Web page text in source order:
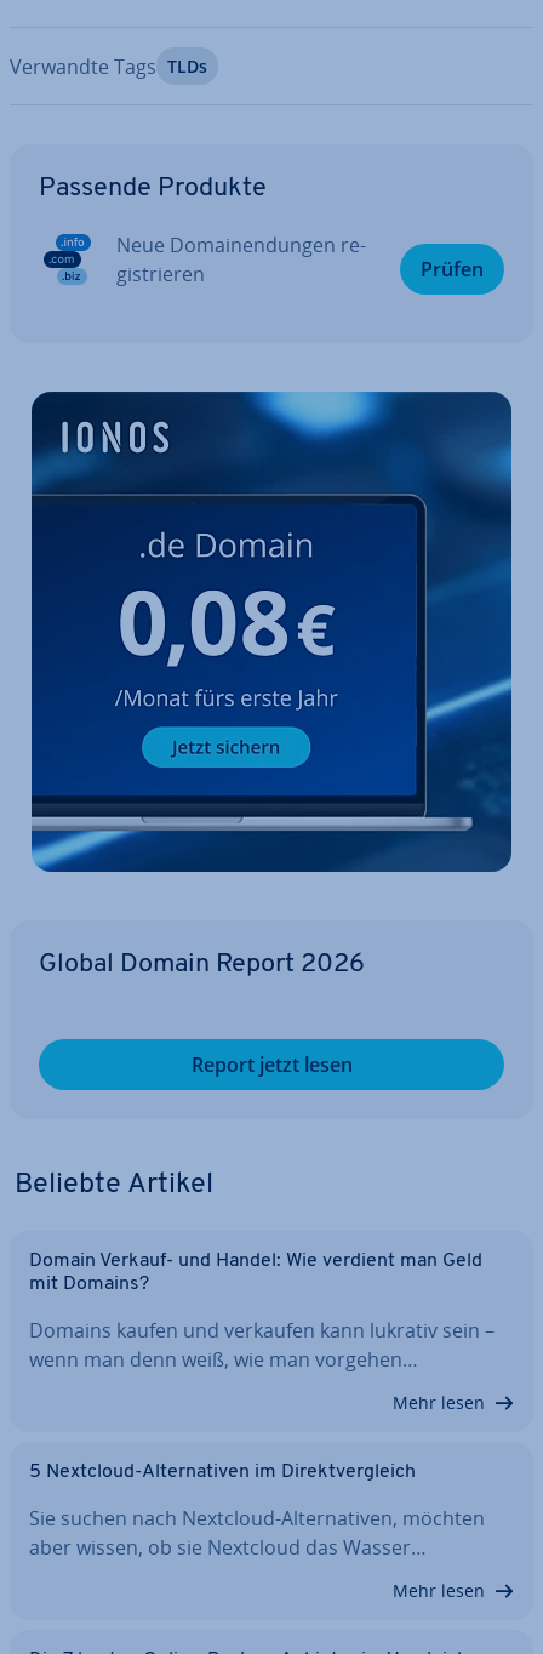
Verwandte Tags TLDs
Passende Produkte
Neue Do­main­endun­gen re­
gis­trie­ren
Prüfen
Global Domain Report 2026
Report jetzt lesen
Beliebte Artikel
Domain Verkauf- und Handel: Wie verdient man Geld
mit Domains?
Domains kaufen und verkaufen kann lukrativ sein –
wenn man denn weiß, wie man vorgehen…
Mehr lesen
5 Nextcloud-Al­ter­na­ti­ven im Di­rekt­ver­gleich
Sie suchen nach Nextcloud-Al­ter­na­ti­ven, möchten
aber wissen, ob sie Nextcloud das Wasser…
Mehr lesen